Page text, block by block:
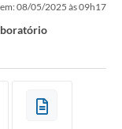
08/05/2025 às 09h17